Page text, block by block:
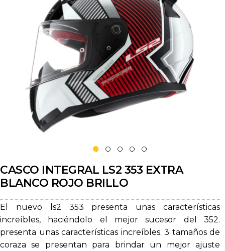
CASCO INTEGRAL LS2 353 EXTRA
BLANCO ROJO BRILLO
El nuevo ls2 353 presenta unas características
increíbles, haciéndolo el mejor sucesor del 352.
presenta unas características increíbles. 3 tamaños de
coraza se presentan para brindar un mejor ajuste